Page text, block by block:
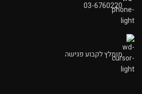
03-6760220
מומלץ לקבוע פגישה